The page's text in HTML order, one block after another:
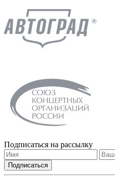
Подписаться на рассылку